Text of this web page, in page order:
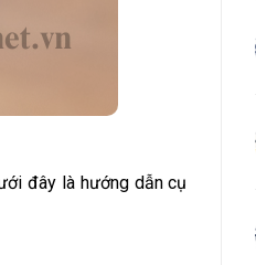
đây là hướng dẫn cụ